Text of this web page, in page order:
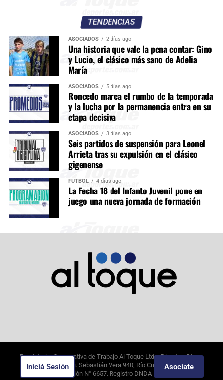
TENDENCIAS
ASOCIADOS 2 días ago
Una historia que vale la pena contar: Gino
y Lucio, el clásico más sano de Adelia
María
ASOCIADOS 5 días ago
Roncedo marca el rumbo de la temporada
y la lucha por la permanencia entra en su
etapa decisiva
ASOCIADOS 3 días ago
Seis partidos de suspensión para Leonel
Arrieta tras su expulsión en el clásico
gigenense
FÚTBOL 4 días ago
La Fecha 18 del Infanto Juvenil pone en
juego una nueva jornada de formación
Propietario: Cooperativa de Trabajo Al Toque Ltda. Director: Diego
Alejandro Borghi. Sebastián Vera 940, Río Cuarto, Córdoba.
. Edición N° 6657. Registro DNDA N°09649388.
Asociate
Iniciá Sesión